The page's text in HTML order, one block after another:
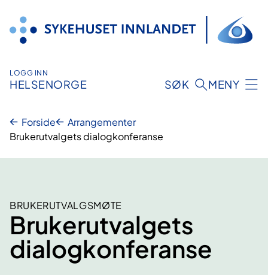
innhold
LOGG INN
HELSENORGE SØK MENY
Forside
Arrangementer
Brukerutvalgets dialogkonferanse
BRUKERUTVALGSMØTE
Brukerutvalgets
dialogkonferanse